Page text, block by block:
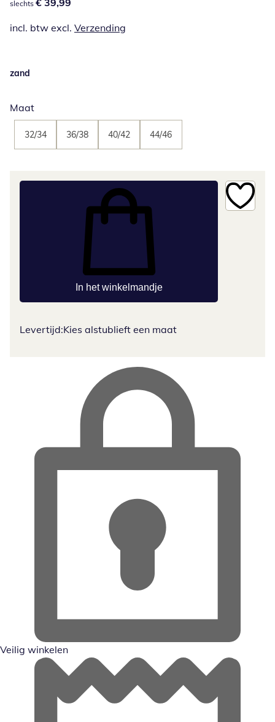
slechts
incl. btw excl. Verzending
zand
Maat
32/34 36/38 40/42 44/46
In het winkelmandje
Levertijd:Kies alstublieft een maat
Veilig winkelen